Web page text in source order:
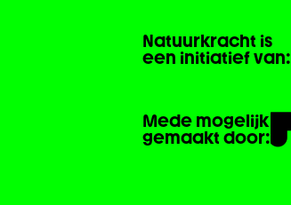
Natuurkracht is
een initiatief van:
Mede mogelijk
gemaakt door: